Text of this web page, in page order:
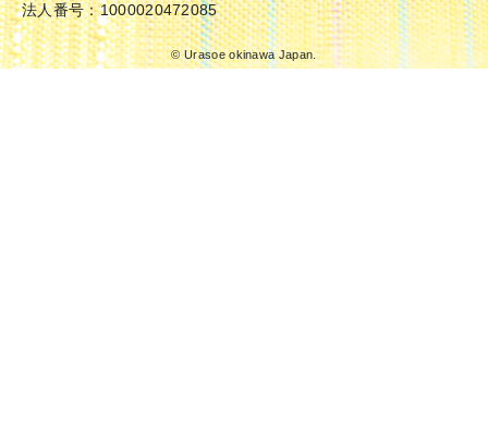
法人番号：1000020472085
© Urasoe okinawa Japan.